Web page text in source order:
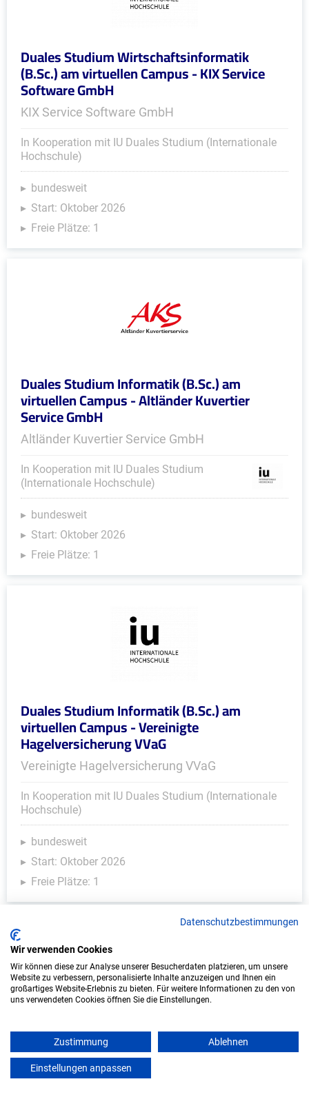
Duales Studium Wirtschaftsinformatik
(B.Sc.) am virtuellen Campus - KIX Service
Software GmbH
KIX Service Software GmbH
In Kooperation mit IU Duales Studium (Internationale
Hochschule)
bundesweit
Start: Oktober 2026
Freie Plätze: 1
Duales Studium Informatik (B.Sc.) am
virtuellen Campus - Altländer Kuvertier
Service GmbH
Altländer Kuvertier Service GmbH
In Kooperation mit IU Duales Studium
(Internationale Hochschule)
bundesweit
Start: Oktober 2026
Freie Plätze: 1
Duales Studium Informatik (B.Sc.) am
virtuellen Campus - Vereinigte
Hagelversicherung VVaG
Vereinigte Hagelversicherung VVaG
In Kooperation mit IU Duales Studium (Internationale
Hochschule)
bundesweit
Start: Oktober 2026
Freie Plätze: 1
Weitere Ausbildungsplätze
Datenschutzbestimmungen
Wir verwenden Cookies
Wir können diese zur Analyse unserer Besucherdaten platzieren, um unsere
Website zu verbessern, personalisierte Inhalte anzuzeigen und Ihnen ein
großartiges Website-Erlebnis zu bieten. Für weitere Informationen zu den von
uns verwendeten Cookies öffnen Sie die Einstellungen.
Zustimmung Ablehnen
Einstellungen anpassen